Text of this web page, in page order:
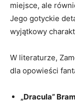
miejsce, ale
Jego gotyckie
wyjątkowy
W literaturze,
dla opowieści
„Dracula”